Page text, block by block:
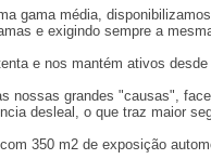
gama média,
e exigindo sempre a
e nos mantém ativos
nossas grandes "causas",
desleal, o que traz maior
350 m2 de exposição